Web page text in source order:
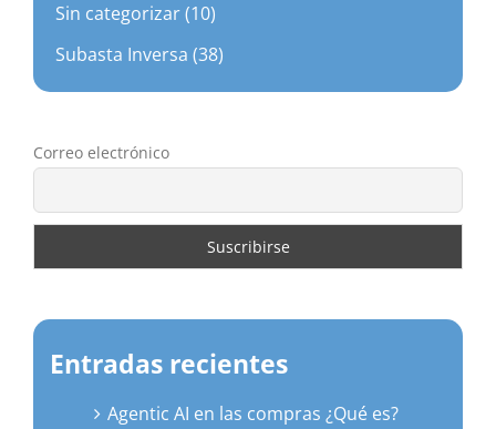
Sin categorizar (10)
Subasta Inversa (38)
Correo electrónico
Entradas recientes
Agentic AI en las compras ¿Qué es?